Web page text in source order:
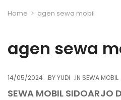
Home > agen sewa mobil
agen sewa
14/05/2024 BYYUDI IN SEWA MOBIL
SEWA MOBIL SIDOARJO